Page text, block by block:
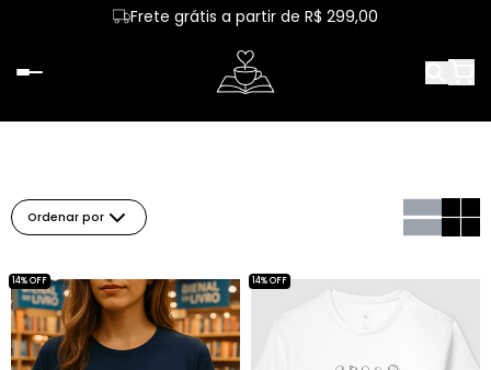
Frete grátis a partir de R$ 299,00
Ordenar por
14% OFF 14% OFF